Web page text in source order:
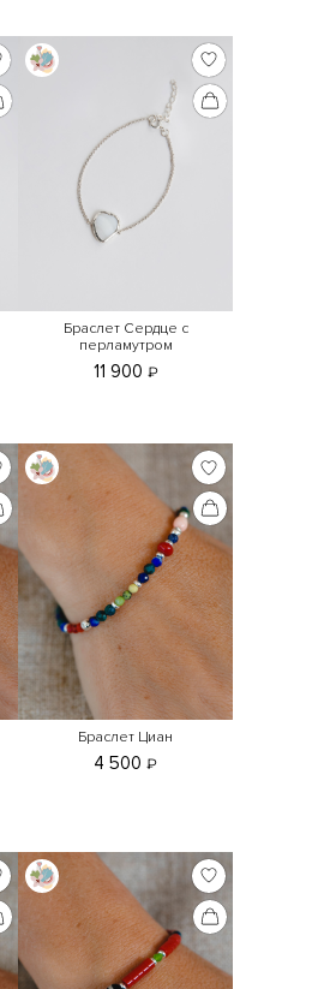
Браслет Сердце с
перламутром
11 900 ₽
Браслет Циан
4 500₽